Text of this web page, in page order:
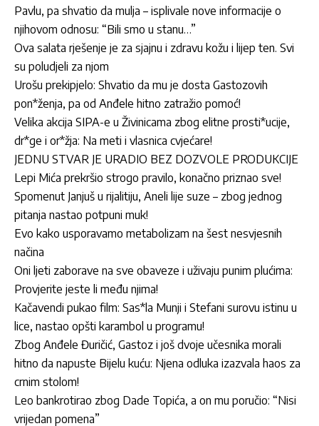
Pavlu, pa shvatio da mulja – isplivale nove informacije o
njihovom odnosu: “Bili smo u stanu…”
Ova salata rješenje je za sjajnu i zdravu kožu i lijep ten. Svi
su poludjeli za njom
Urošu prekipjelo: Shvatio da mu je dosta Gastozovih
pon*ženja, pa od Anđele hitno zatražio pomoć!
Velika akcija SIPA-e u Živinicama zbog elitne prosti*ucije,
dr*ge i or*žja: Na meti i vlasnica cvjećare!
JEDNU STVAR JE URADIO BEZ DOZVOLE PRODUKCIJE
Lepi Mića prekršio strogo pravilo, konačno priznao sve!
Spomenut Janjuš u rijalitiju, Aneli lije suze – zbog jednog
pitanja nastao potpuni muk!
Evo kako usporavamo metabolizam na šest nesvjesnih
načina
Oni ljeti zaborave na sve obaveze i uživaju punim plućima:
Provjerite jeste li među njima!
Kačavendi pukao film: Sas*la Munji i Stefani surovu istinu u
lice, nastao opšti karambol u programu!
Zbog Anđele Đuričić, Gastoz i još dvoje učesnika morali
hitno da napuste Bijelu kuću: Njena odluka izazvala haos za
crnim stolom!
Leo bankrotirao zbog Dade Topića, a on mu poručio: “Nisi
vrijedan pomena”